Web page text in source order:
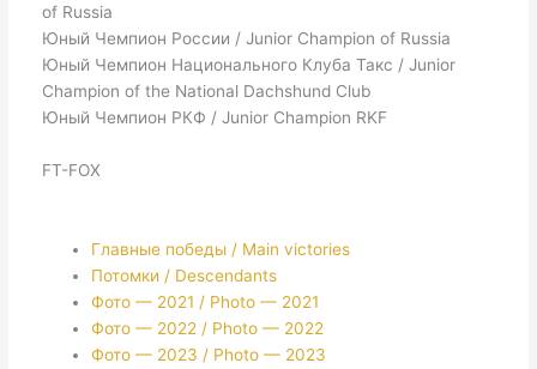
of Russia
Юный Чемпион России / Junior Champion of Russia
Юный Чемпион Национального Клуба Такс / Junior
Champion of the National Dachshund Club
Юный Чемпион РКФ / Junior Champion RKF
FT-FOX
Главные победы / Main victories
Потомки / Descendants
Фото — 2021 / Photo — 2021
Фото — 2022 / Photo — 2022
Фото — 2023 / Photo — 2023